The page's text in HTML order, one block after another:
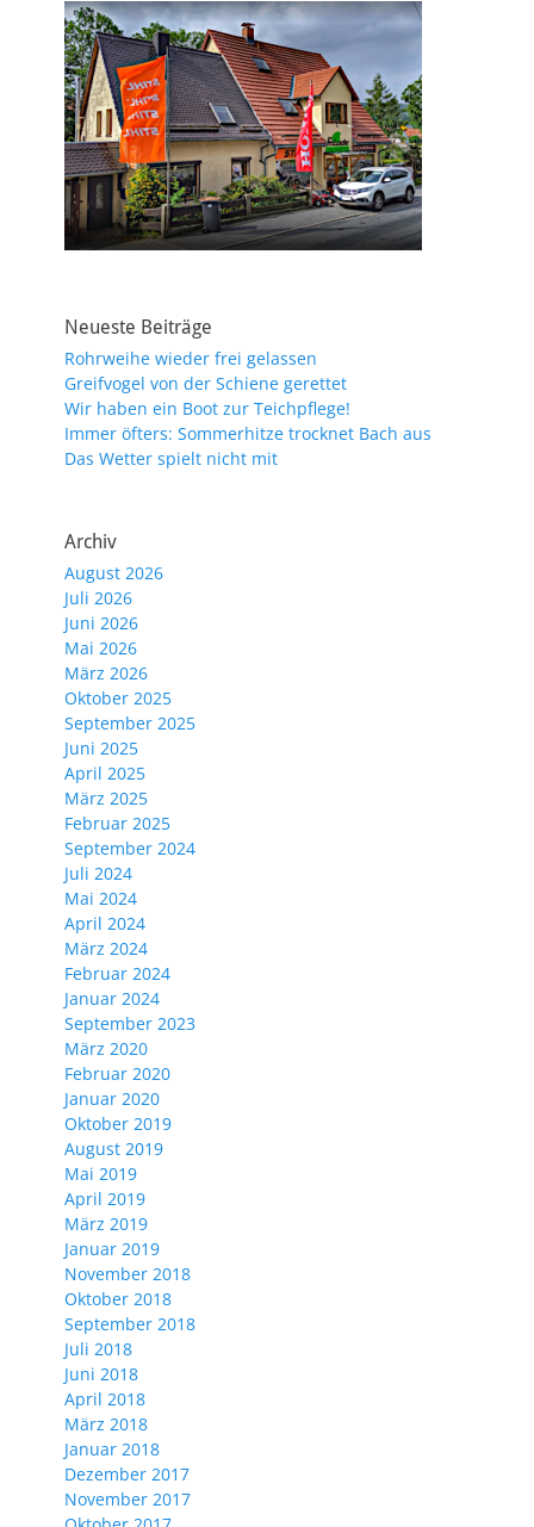
Neueste Beiträge
Rohrweihe wieder frei gelassen
Greifvogel von der Schiene gerettet
Wir haben ein Boot zur Teichpflege!
Immer öfters: Sommerhitze trocknet Bach aus
Das Wetter spielt nicht mit
Archiv
August 2026
Juli 2026
Juni 2026
Mai 2026
März 2026
Oktober 2025
September 2025
Juni 2025
April 2025
März 2025
Februar 2025
September 2024
Juli 2024
Mai 2024
April 2024
März 2024
Februar 2024
Januar 2024
September 2023
März 2020
Februar 2020
Januar 2020
Oktober 2019
August 2019
Mai 2019
April 2019
März 2019
Januar 2019
November 2018
Oktober 2018
September 2018
Juli 2018
Juni 2018
April 2018
März 2018
Januar 2018
Dezember 2017
November 2017